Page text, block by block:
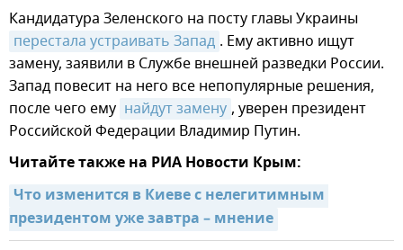
Кандидатура Зеленского на посту главы Украины
перестала устраивать Запад . Ему активно ищут
замену, заявили в Службе внешней разведки России.
Запад повесит на него все непопулярные решения,
после чего ему найдут замену , уверен президент
Российской Федерации Владимир Путин.
Читайте также на РИА Новости Крым:
Что изменится в Киеве с нелегитимным
президентом уже завтра – мнение